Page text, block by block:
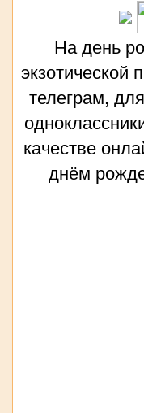
На день
экзотической
телеграм,
качестве
днём